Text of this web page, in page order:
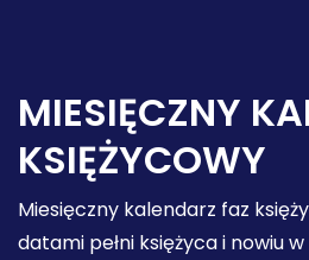
MIESIĘCZNY
KSIĘŻYCOWY
Miesięczny kalendarz faz
datami pełni księżyca i nowiu